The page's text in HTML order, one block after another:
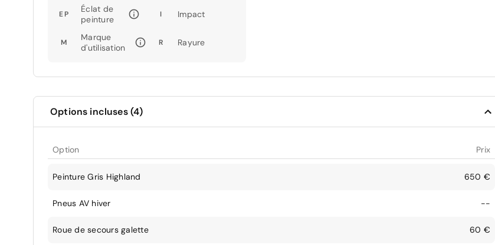
EP
Éclat de
peinture
I Impact
M
Marque
d'utilisation
R Rayure
Options incluses (4)
Option Prix
Peinture Gris Highland 650 €
Pneus AV hiver --
Roue de secours galette 60 €